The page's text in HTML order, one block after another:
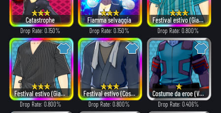
Catastrophe
Drop Rate: 0.150%
Fiamma selvaggia
Drop Rate: 0.150%
Festival estivo (Giacca e pantaloncini)
Drop Rate: 0.800%
Festival estivo (Giacca e pantaloncini)
Drop Rate: 0.800%
Festival estivo (Costume)
Drop Rate: 0.800%
Costume da eroe (Villain)
Drop Rate: 0.406%